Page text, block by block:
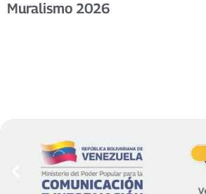
Muralismo 2026